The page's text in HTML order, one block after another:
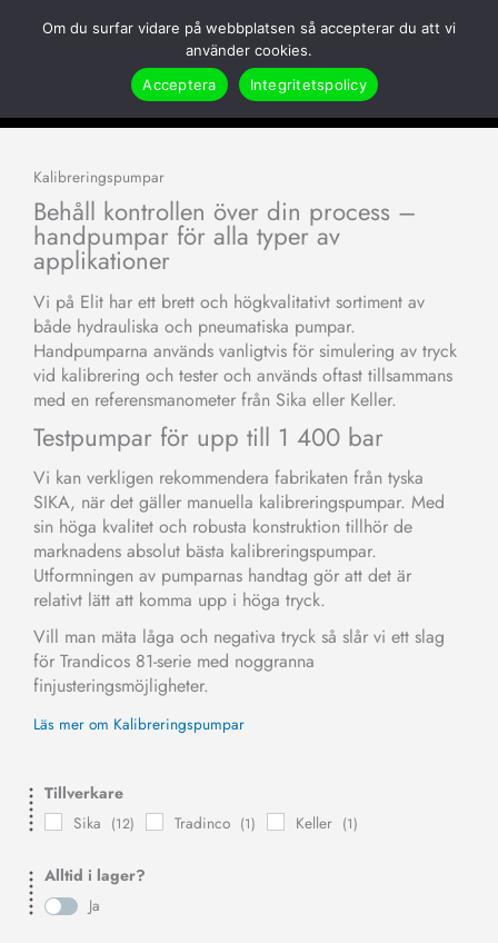
Search
Produkter Tryck & Kraft Kalibreringspumpar
Kalibreringspumpar
Behåll kontrollen över din process –
handpumpar för alla typer av
applikationer
Vi på Elit har ett brett och högkvalitativt sortiment av
både hydrauliska och pneumatiska pumpar.
Handpumparna används vanligtvis för simulering av tryck
vid kalibrering och tester och används oftast tillsammans
med en referensmanometer från Sika eller Keller.
Testpumpar för upp till 1 400 bar
Vi kan verkligen rekommendera fabrikaten från tyska
SIKA, när det gäller manuella kalibreringspumpar. Med
sin höga kvalitet och robusta konstruktion tillhör de
marknadens absolut bästa kalibreringspumpar.
Utformningen av pumparnas handtag gör att det är
relativt lätt att komma upp i höga tryck.
Vill man mäta låga och negativa tryck så slår vi ett slag
för Trandicos 81-serie med noggranna
finjusteringsmöjligheter.
Läs mer om Kalibreringspumpar
Tillverkare
Sika
(12) Tradinco (1) Keller (1)
Alltid i lager?
Ja
Om du surfar vidare på webbplatsen så accepterar du att vi
använder cookies.
Acceptera
Integritetspolicy